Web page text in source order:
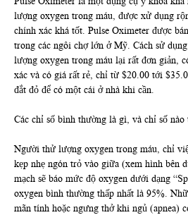
lượng oxygen trong máu, được xử dụng
chính xác khá tốt. Pulse Oximeter được
trong các ngôi chợ lớn ở Mỹ. Cách sử
lượng oxygen trong máu lại rất đơn giản,
xác và có giá rất rẻ, chỉ từ $20.00 tới
đắt đỏ để có một cái ở nhà khi cần.
Các chỉ số bình thường là gì, và chỉ số
Người thử lượng oxygen trong máu, chỉ
kẹp nhẹ ngón trỏ vào giữa (xem hình bên
mạch sẽ báo mức độ oxygen dưới dạng
oxygen bình thường thấp nhất là 95%.
mãn tính hoặc ngưng thở khi ngủ (apnea)